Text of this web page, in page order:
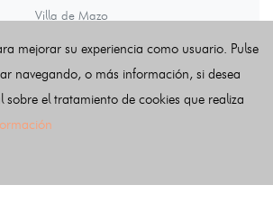
Villa de Mazo
Últimas noticias
mejorar su experiencia como usuario. Pulse
navegando, o más información, si desea
el tratamiento de cookies que realiza